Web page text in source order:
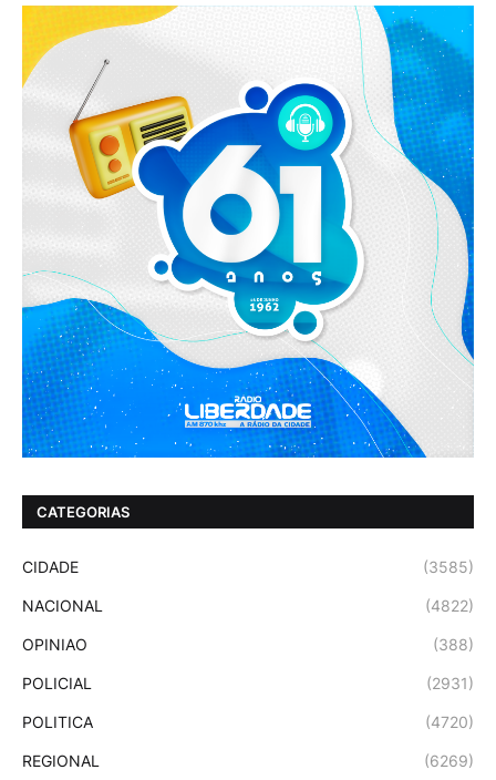
CATEGORIAS
CIDADE (3585)
NACIONAL (4822)
OPINIAO (388)
POLICIAL (2931)
POLITICA (4720)
REGIONAL (6269)